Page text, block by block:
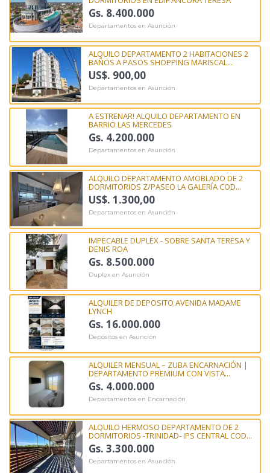
Gs. 8.400.000
Departamentos en Asunción
ALQUILO DEPARTAMENTO 2 HABITACIONES 2
BAÑOS A PASOS SHOPPING MARISCAL...
US$. 900,00
Departamentos en Asunción
A ESTRENAR! ALQUILO DEPARTAMENTO EN
BARRIO LAS MERCEDES
Gs. 4.200.000
Departamentos en Asunción
ALQUILO DEPARTAMENTO AMOBLADO DE 2
DORMITORIOS Z/PASEO LA GALERÍA COD...
US$. 1.300,00
Departamentos en Asunción
IMPECABLE DUPLEX - SOBRE SANTA TERESA Y
DENIS ROA
Gs. 8.500.000
Duplex en Asunción
ALQUILER DE DEPOSITO AVENIDA MADAME
LYNCH
Gs. 16.000.000
Depósitos en Asunción
ALQUILER MENSUAL – ZUBA ENCARNACIÓN |
DEPARTAMENTO PREMIUM CON VISTA...
Gs. 4.000.000
Departamentos en Encarnación
ALQUILO HERMOSO DEPARTAMENTO DE 2
DORMITORIOS -TRINIDAD- IPS CENTRAL COD...
Gs. 3.300.000
Departamentos en Asunción